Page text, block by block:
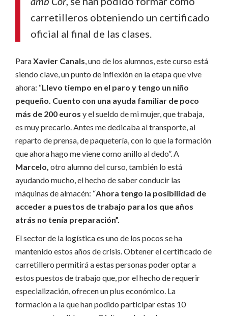
carretilleros obteniendo un certificado
oficial al final de las clases.
ParaXavier Canals, uno de los alumnos, este curso está
siendo clave, un punto de inflexión en la etapa que vive
ahora: “Llevo tiempo en el paro y tengo un niño
pequeño. Cuento con una ayuda familiar de poco
más de 200 euros y el sueldo de mi mujer, que trabaja,
es muy precario. Antes me dedicaba al transporte, al
reparto de prensa, de paquetería, con lo que la formación
que ahora hago me viene como anillo al dedo”. A
Marcelo, otro alumno del curso, también lo está
ayudando mucho, el hecho de saber conducir las
máquinas de almacén: “Ahora tengo la posibilidad de
acceder a puestos de trabajo para los que años
atrás no tenía preparación”.
El sector de la logística es uno de los pocos se ha
mantenido estos años de crisis. Obtener el certificado de
carretillero permitirá a estas personas poder optar a
estos puestos de trabajo que, por el hecho de requerir
especialización, ofrecen un plus económico. La
formación a la que han podido participar estas 10